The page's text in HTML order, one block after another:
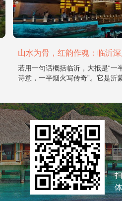
若用一句话概括临沂，大抵是“一
诗意，一半烟火写传奇”。它是沂